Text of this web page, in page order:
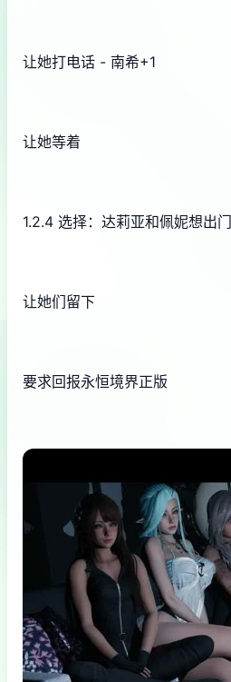
让她打电话 - 南希+1
让她等着
1.2.4 选择：达莉亚和佩妮想出门
让她们留下
要求回报永恒境界正版